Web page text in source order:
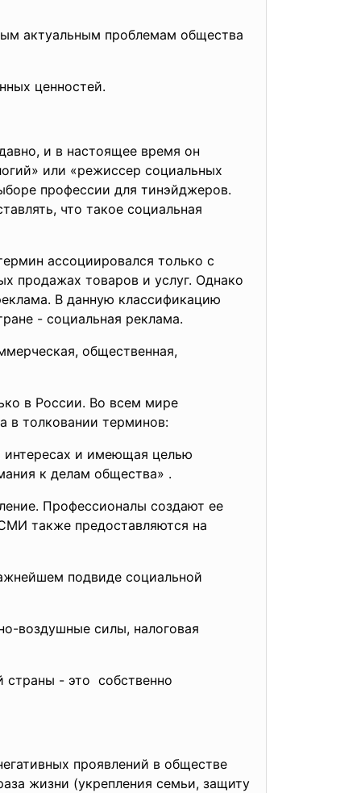
актуальным проблемам общества
ценностей.
и в настоящее время он
или «режиссер социальных
профессии для тинэйджеров.
что такое социальная
ассоциировался только с
продажах товаров и услуг. Однако
В данную классификацию
- социальная реклама.
общественная,
в России. Во всем мире
в толковании терминов:
интересах и имеющая целью
к делам общества» .
Профессионалы создают ее
также предоставляются на
подвиде социальной
воздушные силы, налоговая
- это собственно
проявлений в обществе
жизни (укрепления семьи, защиту